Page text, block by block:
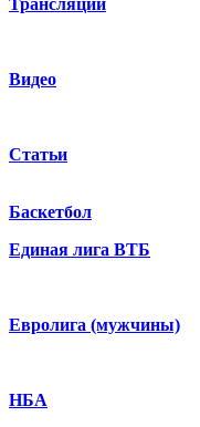
Трансляции
Видео
Статьи
Баскетбол
Единая лига ВТБ
Евролига (мужчины)
НБА